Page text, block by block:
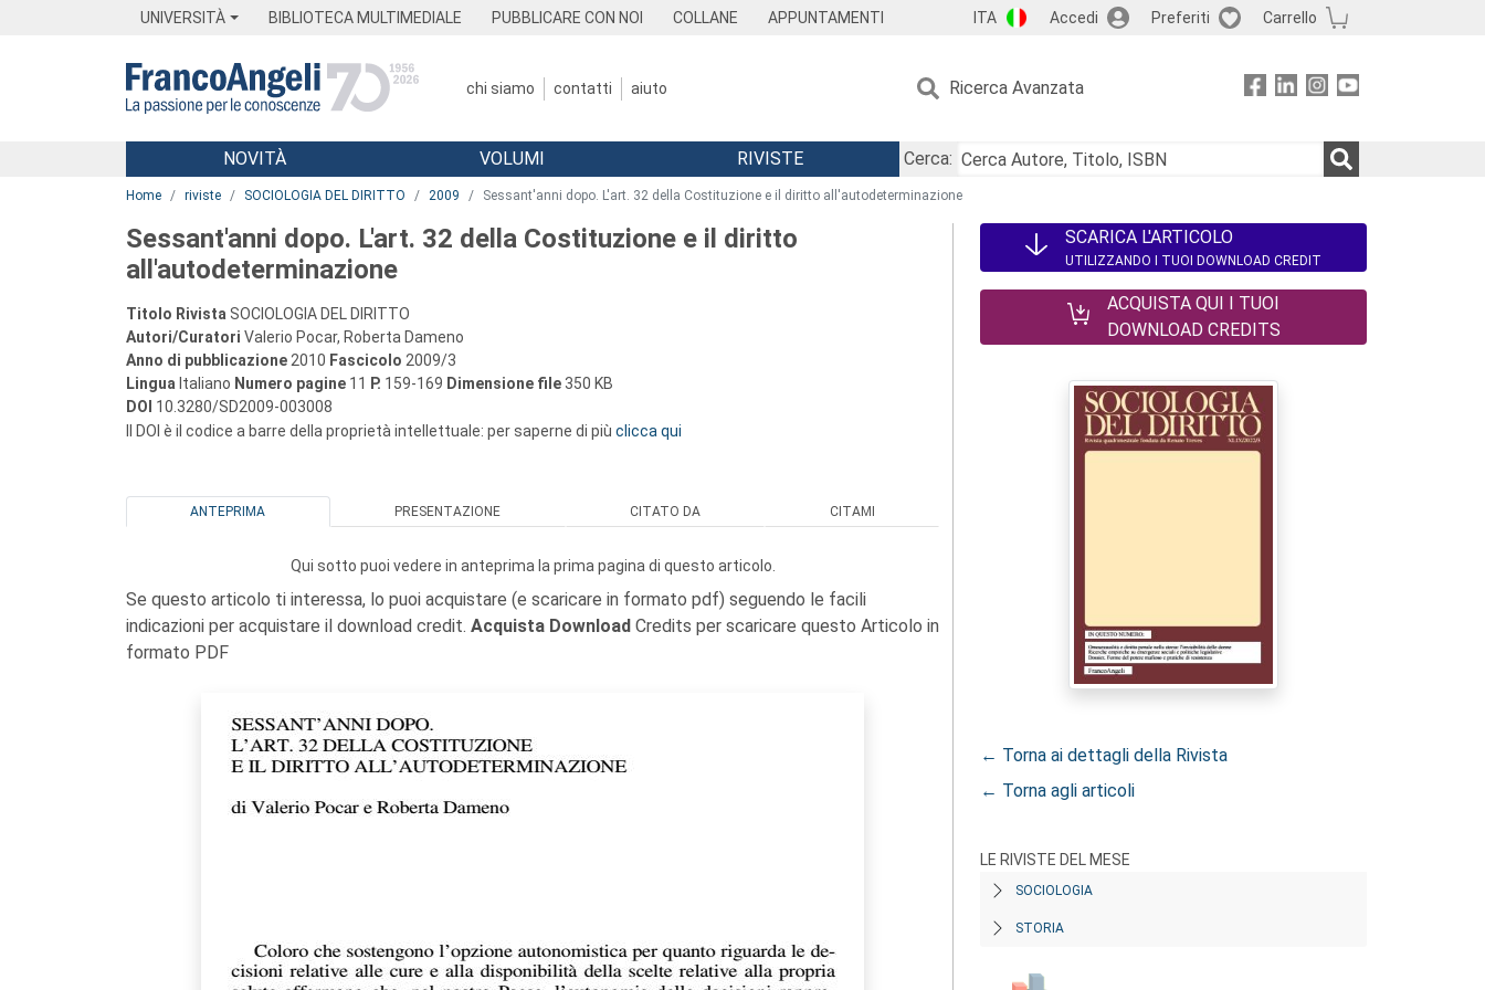
UNIVERSITÀ BIBLIOTECA MULTIMEDIALE PUBBLICARE CON NOI COLLANE APPUNTAMENTI ITA Accedi Preferiti Carrello
chi siamo contatti aiuto Ricerca Avanzata
Menu
NOVITÀ VOLUMI RIVISTE
Cerca:
Home riviste SOCIOLOGIA DEL DIRITTO 2009 Sessant'anni dopo. L'art. 32 della Costituzione e il diritto all'autodeterminazione
Sessant'anni dopo. L'art. 32 della Costituzione e il diritto
all'autodeterminazione
Titolo Rivista SOCIOLOGIA DEL DIRITTO
Autori/Curatori Valerio Pocar, Roberta Dameno
Anno di pubblicazione 2010 Fascicolo 2009/3
Lingua Italiano Numero pagine 11 P. 159-169 Dimensione file 350 KB
DOI 10.3280/SD2009-003008
Il DOI è il codice a barre della proprietà intellettuale: per saperne di più clicca qui
ANTEPRIMA PRESENTAZIONE CITATO DA CITAMI
Qui sotto puoi vedere in anteprima la prima pagina di questo articolo.
Se questo articolo ti interessa, lo puoi acquistare (e scaricare in formato pdf) seguendo le facili
indicazioni per acquistare il download credit. Acquista Download Credits per scaricare questo Articolo in
formato PDF
SCARICA L'ARTICOLO
UTILIZZANDO I TUOI DOWNLOAD CREDIT
ACQUISTA QUI I TUOI
DOWNLOAD CREDITS
← Torna ai dettagli della Rivista
← Torna agli articoli
LE RIVISTE DEL MESE
SOCIOLOGIA
STORIA